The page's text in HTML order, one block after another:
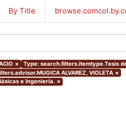
By Title
× Type: search.filters.itemtype.Tesis
ALVAREZ, VIOLETA ×
e Ingeniería. ×